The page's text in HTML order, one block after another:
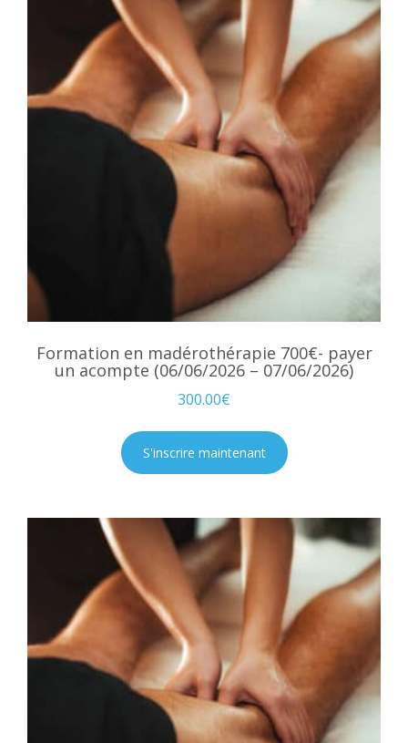
Formation en madérothérapie 700€- payer
un acompte (06/06/2026 – 07/06/2026)
300.00€
S'inscrire maintenant